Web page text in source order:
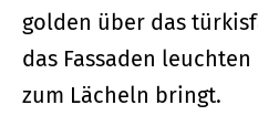
golden über das
das Fassaden
zum Lächeln bringt.